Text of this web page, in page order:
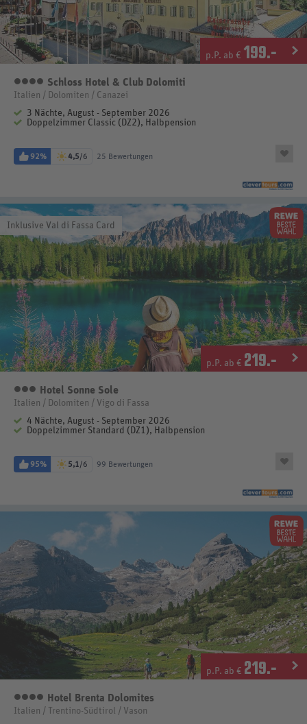
p.P. ab € 199.-
4 Sterne
Schloss Hotel & Club Dolomiti
Italien / Dolomiten / Canazei
3 Nächte, August - September 2026
Doppelzimmer Classic (DZ2), Halbpension
92% 4,5/6 25 Bewertungen
Inklusive Val di Fassa Card
p.P. ab € 219.-
3 Sterne
Hotel Sonne Sole
Italien / Dolomiten / Vigo di Fassa
4 Nächte, August - September 2026
Doppelzimmer Standard (DZ1), Halbpension
95% 5,1/6 99 Bewertungen
p.P. ab € 219.-
4 Sterne
Hotel Brenta Dolomites
Italien / Trentino-Südtirol / Vason